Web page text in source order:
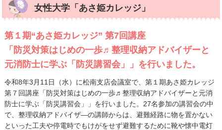
女性大学「あさ姫カレッジ」
第１期“あさ姫カレッジ” 第7回講座
「防災対策はじめの一歩♬整理収納アドバイザーと
元消防士に学ぶ「防災講習会」」を行いました。
令和8年3月11日（水）に松南支店会議室で、第１期あさ姫カレッジ
第７回講座「防災対策はじめの一歩♬整理収納アドバイザーと元消
防士に学ぶ「防災講習会」」を行いました。27名参加の講習会の中
で、整理収納アドバイザ―の講師からは、避難経路に物を置かない
といった工夫や停電時でもけがをせず避難するために靴や懐中電灯